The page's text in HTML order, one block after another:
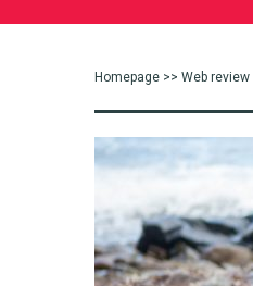
Homepage >> Web review